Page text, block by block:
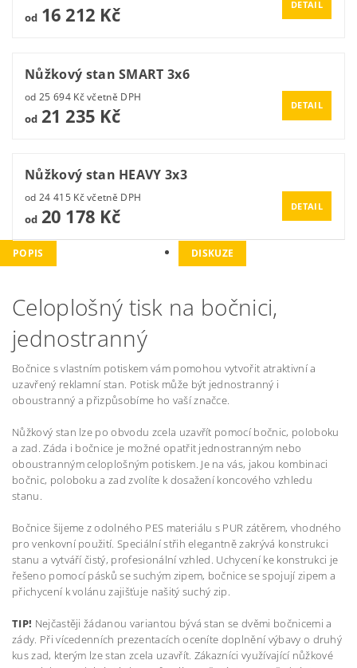
od16 212 Kč DETAIL
Nůžkový stan SMART 3x6
od 25 694 Kč včetně DPH
od21 235 Kč DETAIL
Nůžkový stan HEAVY 3x3
od 24 415 Kč včetně DPH
od20 178 Kč DETAIL
POPIS DISKUZE
Celoplošný tisk na bočnici,
jednostranný
Bočnice s vlastním potiskem vám pomohou vytvořit atraktivní a
uzavřený reklamní stan. Potisk může být jednostranný i
oboustranný a přizpůsobíme ho vaší značce.
Nůžkový stan lze po obvodu zcela uzavřít pomocí bočnic, poloboku
a zad. Záda i bočnice je možné opatřit jednostranným nebo
oboustranným celoplošným potiskem. Je na vás, jakou kombinaci
bočnic, poloboku a zad zvolíte k dosažení koncového vzhledu
stanu.
Bočnice šijeme z odolného PES materiálu s PUR zátěrem, vhodného
pro venkovní použití. Speciální střih elegantně zakrývá konstrukci
stanu a vytváří čistý, profesionální vzhled. Uchycení ke konstrukci je
řešeno pomocí pásků se suchým zipem, bočnice se spojují zipem a
přichycení k volánu zajišťuje našitý suchý zip.
TIP! Nejčastěji žádanou variantou bývá stan se dvěmi bočnicemi a
zády. Při vícedenních prezentacích oceníte doplnění výbavy o druhý
kuszad, kterým lze stan zcela uzavřít. Zákazníci využívající nůžkové